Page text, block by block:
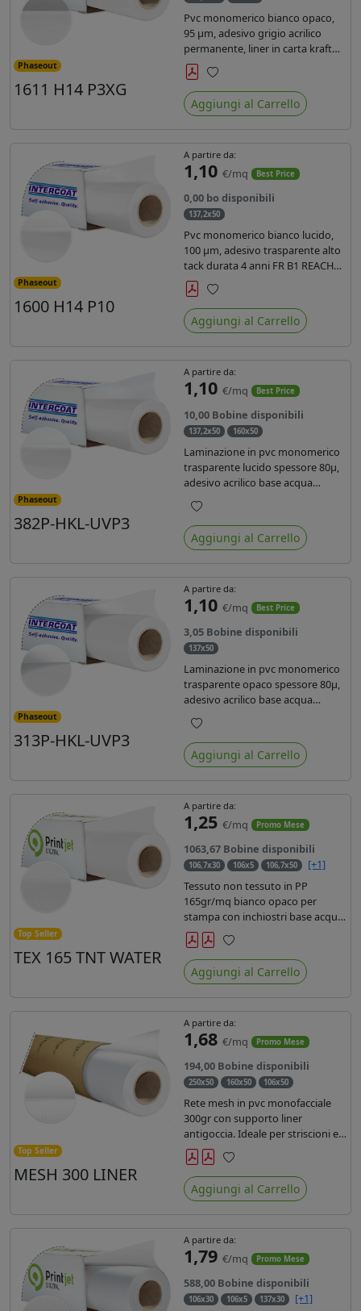
Phaseout
1611 H14 P3XG
Pvc monomerico bianco opaco,
95 µm, adesivo grigio acrilico
permanente, liner in carta kraft
siliconata 135gr/mq. Durata 3
anni, certificato FR B1, conforme
al REACH, stampa con ink
solvente, ecosolvente, uv e latex (
Preferiti
Aggiungi al Carrello
Phaseout
1600 H14 P10
A partire da:
1,10 €/mq Best Price
0,00 bo disponibili
137,2x50
Pvc monomerico bianco lucido,
100 µm, adesivo trasparente alto
tack durata 4 anni FR B1 REACH
per stampa solvente ecosolvente
uv latex, Liner in carta KRAFT
monosiliconata 135gr. brand
Intercoat.
Preferiti
Aggiungi al Carrello
Phaseout
382P-HKL-UVP3
A partire da:
1,10 €/mq Best Price
10,00 Bobine disponibili
137,2x50 160x50
Laminazione in pvc monomerico
trasparente lucido spessore 80µ,
adesivo acrilico base acqua
permanente, liner in carta
glassine siliconata da 72 gr. Durata
3 anni, ideale per laminare stampe
con ink solvente, eco-solvente e
Preferiti
Aggiungi al Carrello
Phaseout
313P-HKL-UVP3
A partire da:
1,10 €/mq Best Price
3,05 Bobine disponibili
137x50
Laminazione in pvc monomerico
trasparente opaco spessore 80µ,
adesivo acrilico base acqua
permanente specifico per ink uv,
liner in carta kraft da 90gr. Durata
3 anni, dotata di filtro uv, idonea
per stampe con inchiostro
Preferiti
Aggiungi al Carrello
Top Seller
TEX 165 TNT WATER
A partire da:
1,25 €/mq Promo Mese
1063,67 Bobine disponibili
106,7x30 106x5 106,7x50
[+1]
Tessuto non tessuto in PP
165gr/mq bianco opaco per
stampa con inchiostri base acqua,
latex, uv, ecosolvente. Finitura a
rombi spundbond e coating
superficiale con totale assenza di
peluria. Occhiellabile, non
Preferiti
Aggiungi al Carrello
Top Seller
MESH 300 LINER
A partire da:
1,68 €/mq Promo Mese
194,00 Bobine disponibili
250x50 160x50 106x50
Rete mesh in pvc monofacciale
300gr con supporto liner
antigoccia. Ideale per striscioni e
coperture antivento. Saldabile,
stampabile con inchiostri
solvente, ecosolvente, uv e latex.
Densità fili 1000x1000 , filato 9x13.
Preferiti
Aggiungi al Carrello
A partire da:
1,79 €/mq Promo Mese
588,00 Bobine disponibili
106x30 106x5 137x30
[+1]